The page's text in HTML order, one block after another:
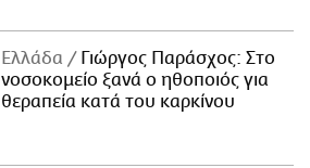
Ελλάδα
Γιώργος Παράσχος: Στο
νοσοκομείο ξανά ο ηθοποιός για
θεραπεία κατά του καρκίνου